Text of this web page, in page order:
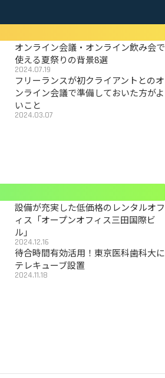
オンライン会議・オンライン飲み会で
使える夏祭りの背景8選
2024.07.19
フリーランスが初クライアントとのオ
ンライン会議で準備しておいた方がよ
いこと
2024.03.07
設備が充実した低価格のレンタルオフ
ィス「オープンオフィス三田国際ビ
ル」
2024.12.16
待合時間有効活用！東京医科歯科大に
テレキューブ設置
2024.11.18